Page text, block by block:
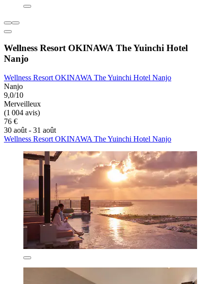
Wellness Resort OKINAWA The Yuinchi Hotel
Nanjo
Wellness Resort OKINAWA The Yuinchi Hotel Nanjo
Nanjo
9,0/10
Merveilleux
(1 004 avis)
76 €
30 août - 31 août
Wellness Resort OKINAWA The Yuinchi Hotel Nanjo